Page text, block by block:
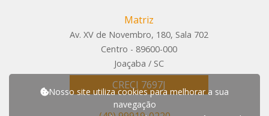
Nosso site utiliza cookies para melhorar a sua
navegação
Matriz
Av. XV de Novembro, 180, Sala 702
Centro - 89600-000
Joaçaba / SC
CRECI 7697J